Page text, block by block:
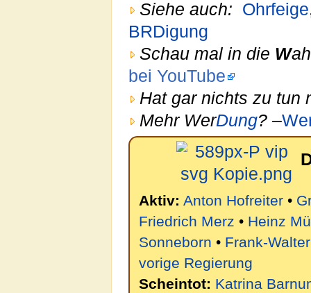
Siehe auch: Ohrfeige
BRDigung
Schau mal in die W
bei YouTube
Hat gar nichts zu tun
Mehr WerDung? –
Aktiv: Anton Hofreiter•
Friedrich Merz • Heinz
Sonneborn • Frank-
vorige Regierung
Scheintot: Katrina